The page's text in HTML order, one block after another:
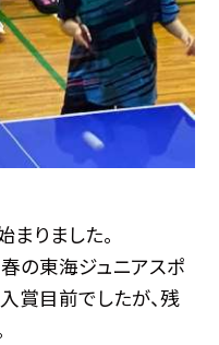
りました。
の東海ジュニアスポ
賞目前でしたが、残